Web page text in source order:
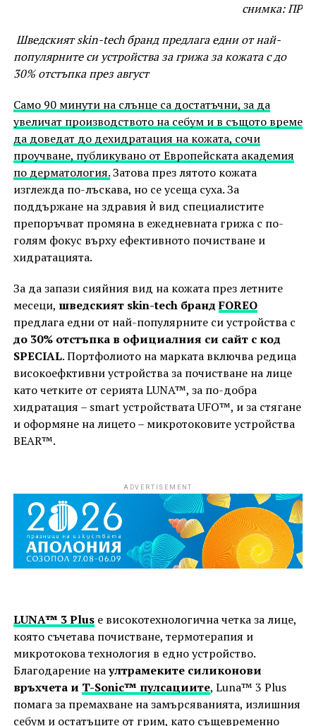
снимка: ПР
Шведският skin-tech бранд предлага едни от най-
популярните си устройства за грижа за кожата с до
30% отстъпка през август
Само 90 минути на слънце са достатъчни, за да
увеличат производството на себум и в същото време
да доведат до дехидратация на кожата, сочи
проучване, публикувано от Европейската академия
по дерматология.Затова през лятото кожата
изглежда по-лъскава, но се усеща суха. За
поддържане на здравия ѝ вид специалистите
препоръчват промяна в ежедневната грижа с по-
голям фокус върху ефективното почистване и
хидратацията.
За да запази сияйния вид на кожата през летните
месеци, шведският skin-tech брандFOREO
предлага едни от най-популярните си устройства с
до 30% отстъпка в официалния си сайт с код
SPECIAL. Портфолиото на марката включва редица
високоефктивни устройства за почистване на лице
като четките от серията LUNA™, за по-добра
хидратация – smart устройствaта UFO™, и за стягане
и оформяне на лицето – микротоковите устройства
BEAR™.
ADVERTISEMENT
LUNA™ 3 Pluse високотехнологична четка за лице,
която съчетава почистване, термотерапия и
микротокова технология в едно устройство.
Благодарение наултрамеките силиконови
връхчета и T-Sonic™ пулсациите, Luna™ 3 Plus
помага за премахване на замърсяванията, излишния
себум и остатъците от грим, като същевременно